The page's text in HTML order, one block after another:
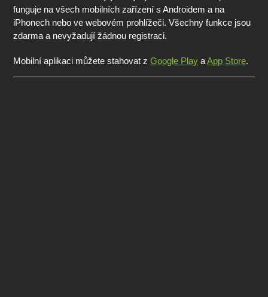
funguje na všech mobilních zařízení s Androidem a na
iPhonech nebo ve webovém prohlížeči. Všechny funkce jsou
zdarma a nevyžadují žádnou registraci.
Mobilní aplikaci můžete stahovat zGoogle Play aApp Store.